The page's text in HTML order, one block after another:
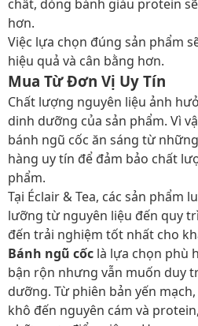
chất, dòng bánh giàu protein
hơn.
Việc lựa chọn đúng sản phẩm
hiệu quả và cân bằng hơn.
Mua Từ Đơn Vị Uy Tín
Chất lượng nguyên liệu ảnh
dinh dưỡng của sản phẩm. Vì
bánh ngũ cốc ăn sáng từ
hàng uy tín để đảm bảo chất
phẩm.
Tại Éclair & Tea, các sản phẩm
lưỡng từ nguyên liệu đến quy
đến trải nghiệm tốt nhất cho
Bánh ngũ cốc là lựa chọn phù
bận rộn nhưng vẫn muốn duy
dưỡng. Từ phiên bản yến
khô đến nguyên cám và